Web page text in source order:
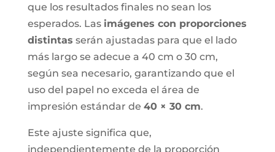
que los resultados finales no sean los
esperados. Las imágenes con proporciones
distintas serán ajustadas para que el lado
más largo se adecue a 40 cm o 30 cm,
según sea necesario, garantizando que el
uso del papel no exceda el área de
impresión estándar de 40 × 30 cm.
Este ajuste significa que,
independientemente de la proporción